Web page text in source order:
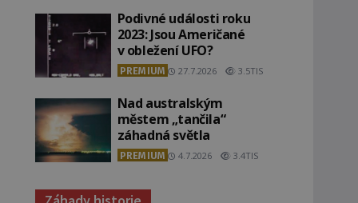
Podivné události roku
2023: Jsou Američané
v obležení UFO?
PREMIUM 27.7.2026 3.5TIS
Nad australským
městem „tančila“
záhadná světla
PREMIUM 4.7.2026 3.4TIS